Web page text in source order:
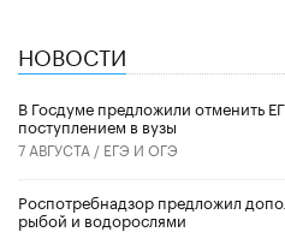
НОВОСТИ
В Госдуме предложили отменить
поступлением в вузы
7 АВГУСТА / ЕГЭ И ОГЭ
Роспотребнадзор предложил
рыбой и водорослями